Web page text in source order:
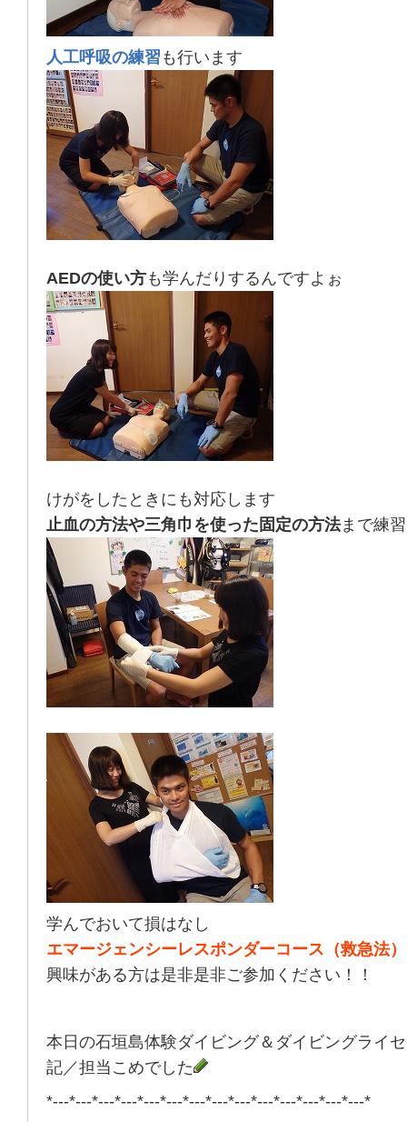
人工呼吸の練習 も行います
AEDの使い方も学んだりするんですよぉ
けがをしたときにも対応します
止血の方法や三角巾を使った固定の方法まで練
学んでおいて損はなし
エマージェンシーレスポンダーコース（救急法）
興味がある方は是非是非ご参加ください！！
本日の石垣島体験ダイビング＆ダイビングライ
記／担当こめでした
*---*---*---*---*---*---*---*---*---*---*---*---*---*---*